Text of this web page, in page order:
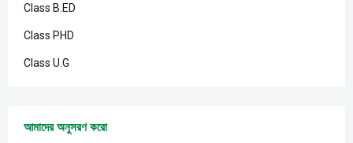
Class B.ED
Class PHD
Class U.G
আমাদের অনুসরণ করো